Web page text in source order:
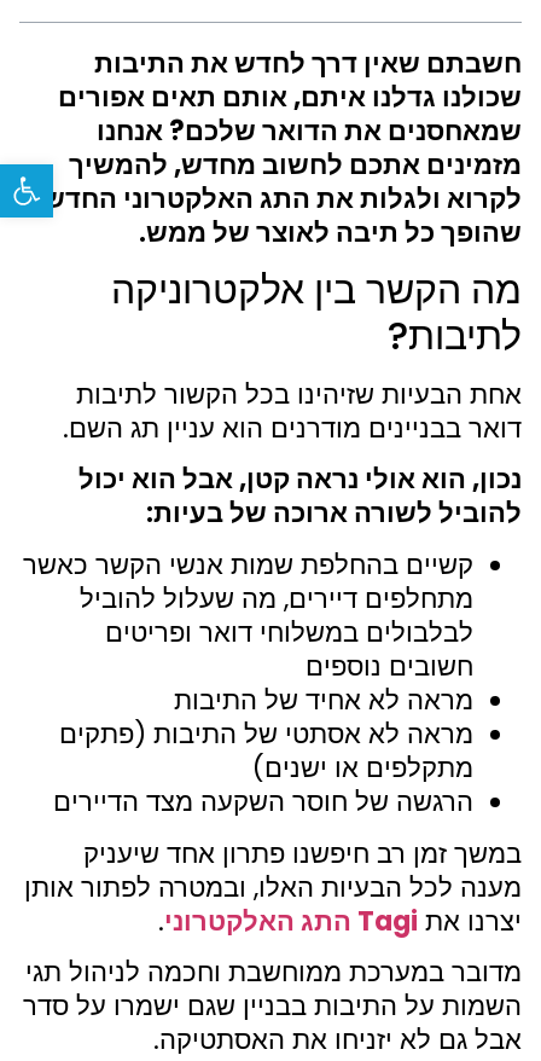
חשבתם שאין דרך לחדש את התיבות
שכולנו גדלנו איתם, אותם תאים אפורים
שמאחסנים את הדואר שלכם? אנחנו
מזמינים אתכם לחשוב מחדש, להמשיך
לקרוא ולגלות את התג האלקטרוני החדש
שהופך כל תיבה לאוצר של ממש.
מה הקשר בין אלקטרוניקה
לתיבות?
אחת הבעיות שזיהינו בכל הקשור לתיבות
דואר בבניינים מודרנים הוא עניין תג השם.
נכון, הוא אולי נראה קטן, אבל הוא יכול
להוביל לשורה ארוכה של בעיות:
קשיים בהחלפת שמות אנשי הקשר כאשר
מתחלפים דיירים, מה שעלול להוביל
לבלבולים במשלוחי דואר ופריטים
חשובים נוספים
מראה לא אחיד של התיבות
מראה לא אסתטי של התיבות (פתקים
מתקלפים או ישנים)
הרגשה של חוסר השקעה מצד הדיירים
במשך זמן רב חיפשנו פתרון אחד שיעניק
מענה לכל הבעיות האלו, ובמטרה לפתור אותן
יצרנו את Tagi התג האלקטרוני
.
מדובר במערכת ממוחשבת וחכמה לניהול תגי
השמות על התיבות בבניין שגם ישמרו על סדר
אבל גם לא יזניחו את האסתטיקה.